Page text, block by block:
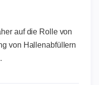
auf die Rolle von
von Hallenabfüllern